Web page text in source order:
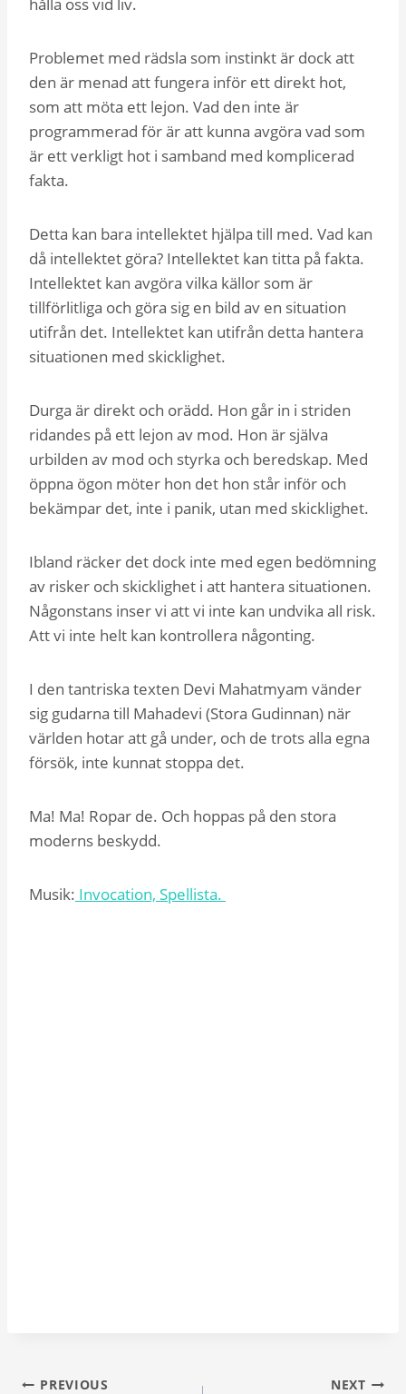
Problemet med rädsla som instinkt är dock att
den är menad att fungera inför ett direkt hot,
som att möta ett lejon. Vad den inte är
programmerad för är att kunna avgöra vad som
är ett verkligt hot i samband med komplicerad
fakta.
Detta kan bara intellektet hjälpa till med. Vad kan
då intellektet göra? Intellektet kan titta på fakta.
Intellektet kan avgöra vilka källor som är
tillförlitliga och göra sig en bild av en situation
utifrån det. Intellektet kan utifrån detta hantera
situationen med skicklighet.
Durga är direkt och orädd. Hon går in i striden
ridandes på ett lejon av mod. Hon är själva
urbilden av mod och styrka och beredskap. Med
öppna ögon möter hon det hon står inför och
bekämpar det, inte i panik, utan med skicklighet.
Ibland räcker det dock inte med egen bedömning
av risker och skicklighet i att hantera situationen.
Någonstans inser vi att vi inte kan undvika all risk.
Att vi inte helt kan kontrollera någonting.
I den tantriska texten Devi Mahatmyam vänder
sig gudarna till Mahadevi (Stora Gudinnan) när
världen hotar att gå under, och de trots alla egna
försök, inte kunnat stoppa det.
Ma! Ma! Ropar de. Och hoppas på den stora
moderns beskydd.
Musik: Invocation, Spellista.
PREVIOUS NEXT